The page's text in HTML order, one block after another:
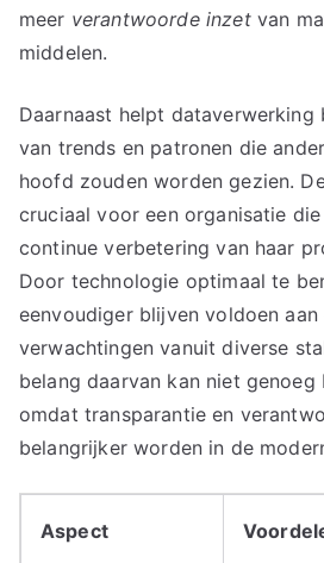
meer verantwoorde inzetvan
middelen.
Daarnaast helpt
van trends en patronen die
hoofd zouden worden gezien.
cruciaal voor een organisatie
continue verbetering van haar
Door technologie optimaal te
eenvoudiger blijven voldoen aan
verwachtingen vanuit diverse
belang daarvan kan niet
omdat transparantie en
belangrijker worden in de
Aspect